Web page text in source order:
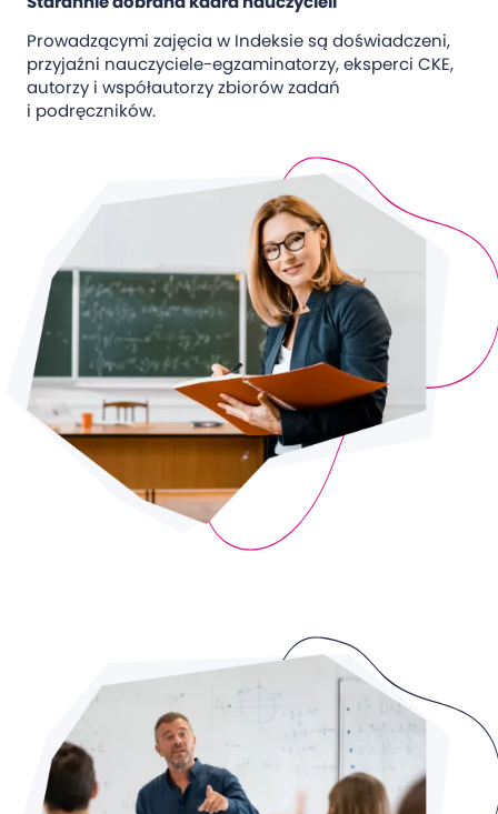
Prowadzącymi zajęcia w Indeksie są doświadczeni,
przyjaźni nauczyciele-egzaminatorzy, eksperci CKE,
autorzy i współautorzy zbiorów zadań
i podręczników.